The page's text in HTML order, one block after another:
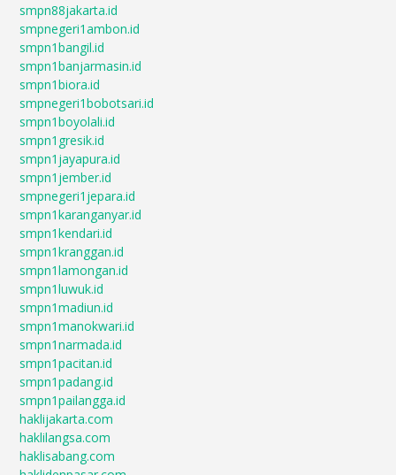
smpn88jakarta.id
smpnegeri1ambon.id
smpn1bangil.id
smpn1banjarmasin.id
smpn1biora.id
smpnegeri1bobotsari.id
smpn1boyolali.id
smpn1gresik.id
smpn1jayapura.id
smpn1jember.id
smpnegeri1jepara.id
smpn1karanganyar.id
smpn1kendari.id
smpn1kranggan.id
smpn1lamongan.id
smpn1luwuk.id
smpn1madiun.id
smpn1manokwari.id
smpn1narmada.id
smpn1pacitan.id
smpn1padang.id
smpn1pailangga.id
haklijakarta.com
haklilangsa.com
haklisabang.com